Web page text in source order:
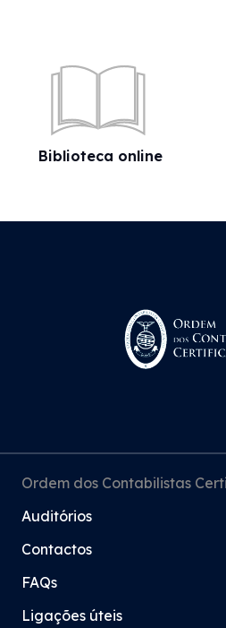
Biblioteca online
Ordem dos Contabilistas
Auditórios
Contactos
FAQs
Ligações úteis